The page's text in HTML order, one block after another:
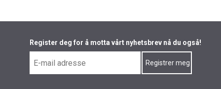
Register deg for å motta vårt nyhetsbrev nå du også!